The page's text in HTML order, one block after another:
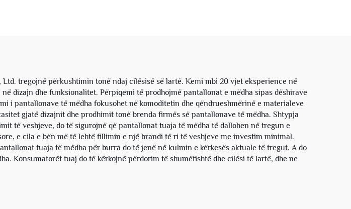
tregojnë përkushtimin tonë ndaj cilësisë së lartë. Kemi mbi 20 vjet eksperience në
dizajn dhe funksionalitet. Përpiqemi të prodhojmë pantallonat e mëdha sipas dëshirave
i pantallonave të mëdha fokusohet në komoditetin dhe qëndrueshmërinë e materialeve
gjatë dizajnit dhe prodhimit tonë brenda firmës së pantallonave të mëdha. Shtypja
të veshjeve, do të sigurojnë që pantallonat tuaja të mëdha të dallohen në tregun e
e cila e bën më të lehtë fillimin e një brandi të ri të veshjeve me investim minimal.
tuaja të mëdha për burra do të jenë në kulmin e kërkesës aktuale të tregut. A do
Konsumatorët tuaj do të kërkojnë përdorim të shumëfishtë dhe cilësi të lartë, dhe ne